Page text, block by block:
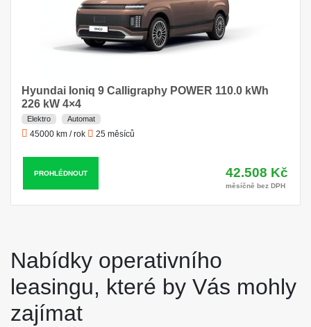
Hyundai Ioniq 9 Calligraphy POWER 110.0 kWh
226 kW 4×4
Elektro Automat
45000 km / rok 25 měsíců
PROHLÉDNOUT 42.508 Kč
měsíčně bez DPH
Nabídky operativního
leasingu, které by Vás mohly
zajímat